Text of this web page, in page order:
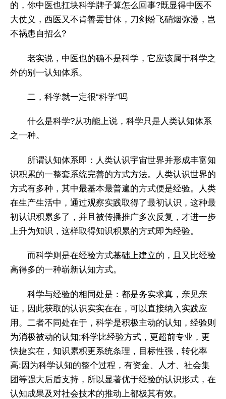
的，你中医也扛块科学牌子算怎么回事?既显得中医不
大仗义，西医又不肯善罢甘休，刀剑纷飞硝烟弥漫，岂
不祸患自招么?
老实说，中医也的确不是科学，它应该属于科学之
外的别一认知体系。
二，科学就一定很“科学”吗
什么是科学?从功能上说，科学只是人类认知体系
之一种。
所谓认知体系即：人类认识宇宙世界并形成丰富知
识积累的一整套系统完善的方式方法。人类认识世界的
方式有多种，其中最基本最普遍的方式便是经验。人类
在生产生活中，通过观察实践取得了最初认识，这种最
初认识积累多了，并且被传播推广多次反复，才进一步
上升为知识，这样取得知识积累的方式即为经验。
而科学则是在经验方式基础上建立的，且又比经验
高得多的一种崭新认知方式。
科学与经验的相同处是：都是务实求真，亲见亲
证，因此获取的认识实实在在，可以直接纳入实践应
用。二者不同处在于，科学是积极主动的认知，经验则
为消极被动的认知;科学比经验方式，更超前专业，更
快捷实在，知识累积更系统条理，目标性强，转化率
高;因为科学认知的整个过程，有资金、人才、社会集
团等强大后盾支持，所以显著优于经验的认识形式，在
认知成果及对社会技术的推动上都极其有效。